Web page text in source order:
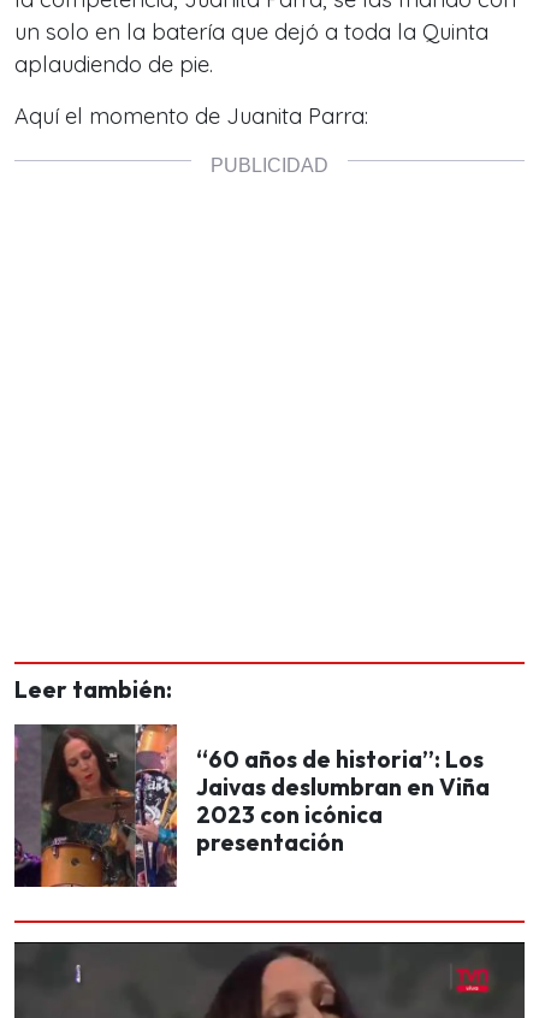
un solo en la batería que dejó a toda la Quinta
aplaudiendo de pie.
Aquí el momento de Juanita Parra:
Leer también:
“60 años de historia”: Los
Jaivas deslumbran en Viña
2023 con icónica
presentación